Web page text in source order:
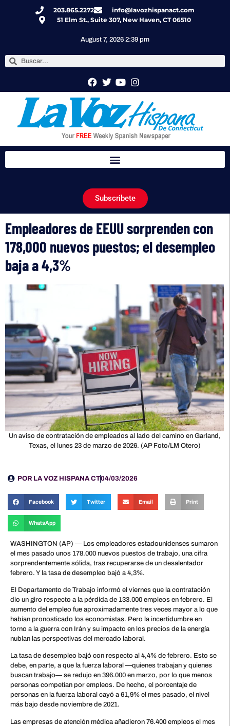
203.865.2272
info@lavozhispanact.com
51 Elm St., Suite 307, New Haven, CT 06510
August 7, 2026 2:39 pm
Subscribete
Empleadores de EEUU sorprenden con
178,000 nuevos puestos; el desempleo
baja a 4,3%
Un aviso de contratación de empleados al lado del camino en Garland,
Texas, el lunes 23 de marzo de 2026. (AP Foto/LM Otero)
POR LA VOZ HISPANA CT04/03/2026
Facebook Twitter Email Print
WhatsApp
WASHINGTON (AP) — Los empleadores estadounidenses sumaron
el mes pasado unos 178.000 nuevos puestos de trabajo, una cifra
sorprendentemente sólida, tras recuperarse de un desalentador
febrero. Y la tasa de desempleo bajó a 4,3%.
El Departamento de Trabajo informó el viernes que la contratación
dio un giro respecto a la pérdida de 133.000 empleos en febrero. El
aumento del empleo fue aproximadamente tres veces mayor a lo que
habían pronosticado los economistas. Pero la incertidumbre en
torno a la guerra con Irán y su impacto en los precios de la energía
nublan las perspectivas del mercado laboral.
La tasa de desempleo bajó con respecto al 4,4% de febrero. Esto se
debe, en parte, a que la fuerza laboral —quienes trabajan y quienes
buscan trabajo— se redujo en 396.000 en marzo, por lo que menos
personas competían por empleos. De hecho, el porcentaje de
personas en la fuerza laboral cayó a 61,9% el mes pasado, el nivel
más bajo desde noviembre de 2021.
Las empresas de atención médica añadieron 76.400 empleos el mes